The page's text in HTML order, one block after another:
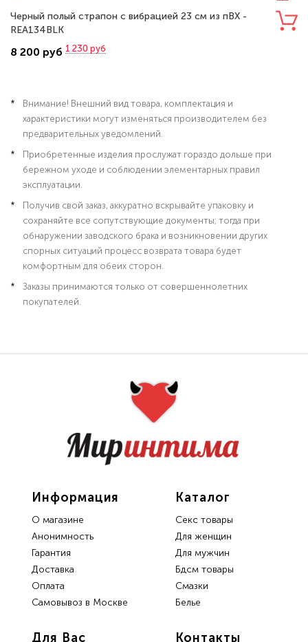
Черный полый страпон с вибрацией 23 см из пВХ -
REA134BLK
8 200 руб 1 230 руб
Внимание! Внешний вид товара, комплектация и
характеристики могут изменяться производителем без
предварительных уведомлений.
Приобретенные изделия прослужат гораздо дольше при
бережном уходе и соблюдении элементарных правил
эксплуатации.
Получив свой заказ, аккуратно вскрывайте упаковку и
сохраняйте все сопутствующие документы; тогда при
обнаружении заводского брака и возникновении других
спорных ситуаций процесс возврата товара будет
комфортным для обеих сторон.
Заказы принимаются только от совершеннолетних
покупателей.
Каталог
Секс товары
Для женщин
Для мужчин
Бдсм товары
Смазки
Белье
Информация
О магазине
Анонимность
Гарантия
Доставка
Oплата
Самовывоз в Москве
Для Вас Контакты